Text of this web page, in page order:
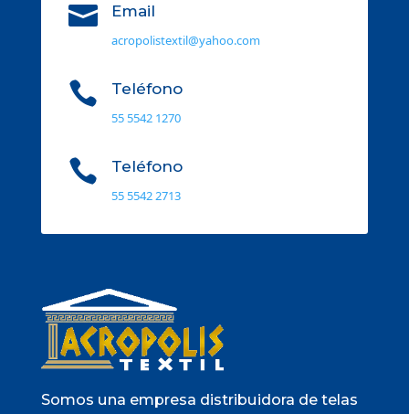
 Email
acropolistextil@yahoo.com
 Teléfono
55 5542 1270
 Teléfono
55 5542 2713
Somos una empresa distribuidora de telas